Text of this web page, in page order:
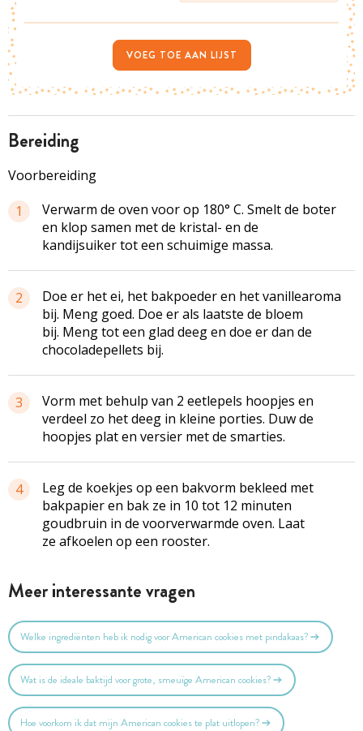
bereiding
Voorbereiding
1
Verwarm de oven voor op 180° C. Smelt de boter
en klop samen met de kristal- en de
kandijsuiker tot een schuimige massa.
2
Doe er het ei, het bakpoeder en het vanillearoma
bij. Meng goed. Doe er als laatste de bloem
bij. Meng tot een glad deeg en doe er dan de
chocoladepellets bij.
3
Vorm met behulp van 2 eetlepels hoopjes en
verdeel zo het deeg in kleine porties. Duw de
hoopjes plat en versier met de smarties.
4
Leg de koekjes op een bakvorm bekleed met
bakpapier en bak ze in 10 tot 12 minuten
goudbruin in de voorverwarmde oven. Laat
ze afkoelen op een rooster.
Meer interessante vragen
Welke ingrediënten heb ik nodig voor American cookies met pindakaas?
Wat is de ideale baktijd voor grote, smeuïge American cookies?
Hoe voorkom ik dat mijn American cookies te plat uitlopen?
VOEG TOE AAN LIJST